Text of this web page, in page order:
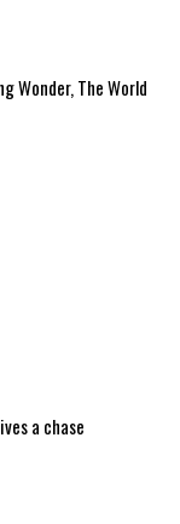
Wonder, The World
a chase